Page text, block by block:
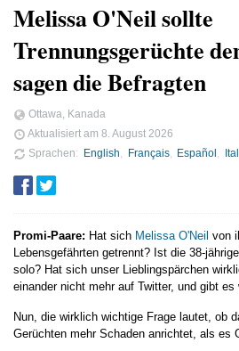
Melissa O'Neil sollte
Trennungsgerüchte
sagen die Befragten
Ottawa, Kanada
Aktualisiert am 8. August 2026
Sprachen
English Français Español
Promi-Paare: Hat sich Melissa O'Neil von
Lebensgefährten getrennt? Ist die 38-
solo? Hat sich unser Lieblingspärchen
einander nicht mehr auf Twitter, und gibt
Nun, die wirklich wichtige Frage lautet, ob
Gerüchten mehr Schaden anrichtet, als es